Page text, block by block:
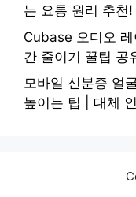
는 요통 원리 추천!
Cubase 오디오
간 줄이기 꿀팁 공
모바일 신분증 얼
높이는 팁 | 대체